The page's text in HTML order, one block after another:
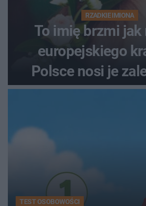
RZADKIE IMIONA
To imię brzmi jak
europejskiego
Polsce nosi je
kobiety
TEST OSOBOWOŚCI